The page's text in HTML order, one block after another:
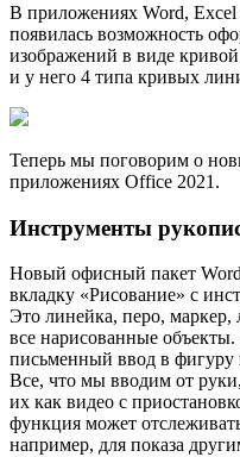
В приложениях Word, Excel
появилась возможность
изображений в виде
и у него 4 типа кривых
Теперь мы поговорим о
приложениях Office 2021.
Инструменты
Новый офисный пакет
вкладку «Рисование» с
Это линейка, перо, маркер,
все нарисованные
письменный ввод в фигуру
Все, что мы вводим от
их как видео с
функция может
например, для показа